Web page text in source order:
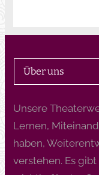
Über uns
Unsere
Lernen,
haben,
verstehen. Es